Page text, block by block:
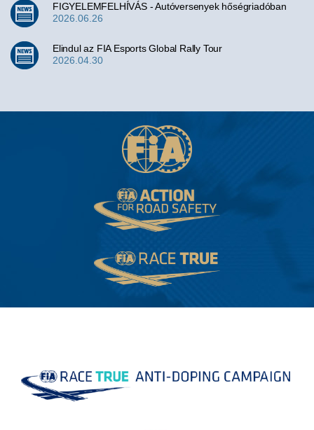
FIGYELEMFELHÍVÁS - Autóversenyek hőségriadóban
2026.06.26
Elindul az FIA Esports Global Rally Tour
2026.04.30